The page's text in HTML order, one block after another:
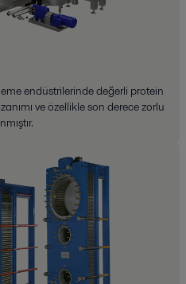
endüstrilerinde değerli protein
ve özellikle son derece zorlu